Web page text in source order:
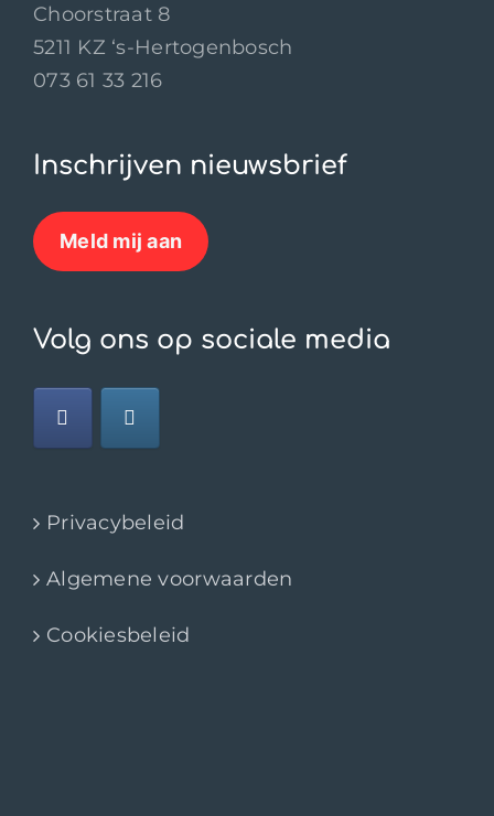
Choorstraat 8
5211 KZ ‘s-Hertogenbosch
073 61 33 216
Inschrijven nieuwsbrief
Meld mij aan
Volg ons op sociale media
Privacybeleid
Algemene voorwaarden
Cookiesbeleid